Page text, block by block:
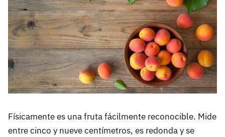
Físicamente es una fruta fácilmente reconocible. Mide
entre cinco y nueve centímetros, es redonda y se